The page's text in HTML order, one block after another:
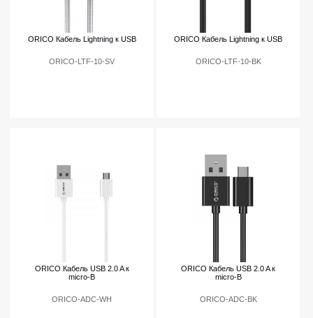
ORICO Кабель Lightning к USB
ORICO-LTF-10-SV
ORICO Кабель Lightning к USB
ORICO-LTF-10-BK
ORICO Кабель USB 2.0 A к
micro-B
ORICO-ADC-WH
ORICO Кабель USB 2.0 A к
micro-B
ORICO-ADC-BK